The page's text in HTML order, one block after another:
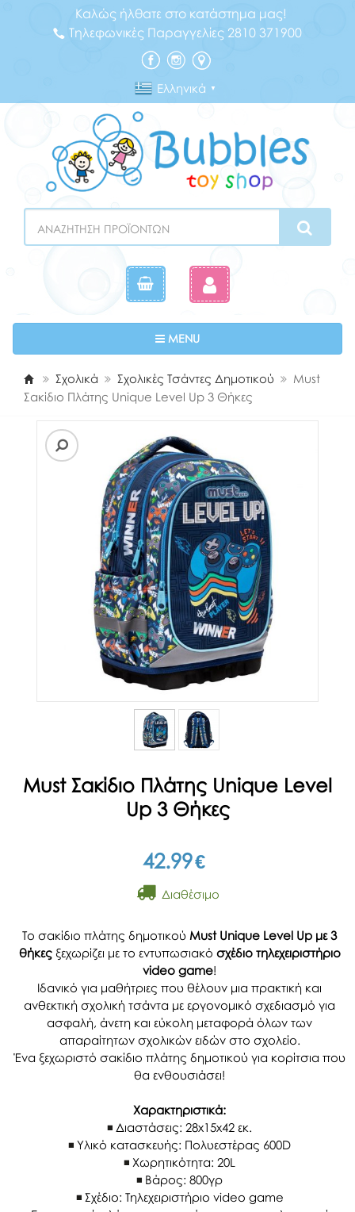
Καλώς ήλθατε στο κατάστημα μας!
Τηλεφωνικές Παραγγελίες 2810 371900
Ελληνικά ▼
MENUToggle navigation
Σχολικά Σχολικές Τσάντες Δημοτικού
Must
Σακίδιο Πλάτης Unique Level Up 3 Θήκες
Must Σακίδιο Πλάτης Unique Level
Up 3 Θήκες
42.99€
Διαθέσιμο
Το σακίδιο πλάτης δημοτικού Must Unique Level Up με 3
θήκεςξεχωρίζει με το εντυπωσιακό σχέδιο τηλεχειριστήριο
video game!
Ιδανικό για μαθήτριες που θέλουν μια πρακτική και
ανθεκτική σχολική τσάντα με εργονομικό σχεδιασμό για
ασφαλή, άνετη και εύκολη μεταφορά όλων των
απαραίτητων σχολικών ειδών στο σχολείο.
Ένα ξεχωριστό σακίδιο πλάτης δημοτικού για κορίτσια που
θα ενθουσιάσει!
Χαρακτηριστικά:
Διαστάσεις: 28x15x42 εκ.
Υλικό κατασκευής: Πολυεστέρας 600D
Χωρητικότητα: 20L
Βάρος: 800γρ
Σχέδιο: Τηλεχειριστήριο video game